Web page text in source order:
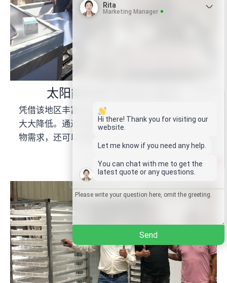
太阳能鱼烘干机出口斐济
凭借该地区丰富的太阳能资源，烘干机的热源成本
大大降低。通过将鱼晒干，不仅可以满足自己的食
物需求，还可以通过将其出售到当地市场来获取利
润。
Wechat
Chat
Rita
Marketing Manager
Hi there! Thank you for visiting our
website.
Let me know if you need any help.
You can chat with me to get the
latest quote or any questions.
Send